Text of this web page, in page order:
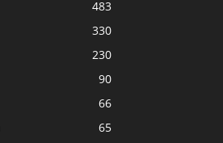
483
330
230
90
66
65